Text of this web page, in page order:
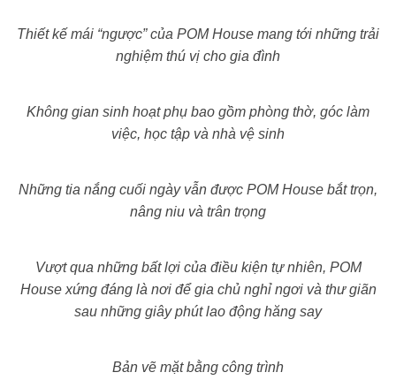
Thiết kế mái “ngược” của POM House mang tới những trải
nghiệm thú vị cho gia đình
Không gian sinh hoạt phụ bao gồm phòng thờ, góc làm
việc, học tập và nhà vệ sinh
Những tia nắng cuối ngày vẫn được POM House bắt trọn,
nâng niu và trân trọng
Vượt qua những bất lợi của điều kiện tự nhiên, POM
House xứng đáng là nơi để gia chủ nghỉ ngơi và thư giãn
sau những giây phút lao động hăng say
Bản vẽ mặt bằng công trình